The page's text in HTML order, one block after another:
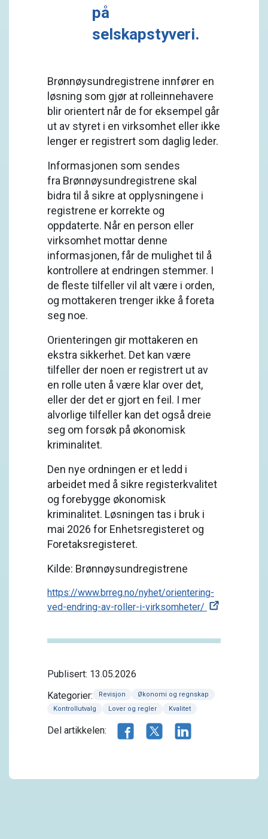
på
selskapstyveri.
Brønnøysundregistrene innfører en
løsning som gjør at rolleinnehavere
blir orientert når de for eksempel går
ut av styret i en virksomhet eller ikke
lenger er registrert som daglig leder.
Informasjonen som sendes
fra Brønnøysundregistrene skal
bidra til å sikre at opplysningene i
registrene er korrekte og
oppdaterte. Når en person eller
virksomhet mottar denne
informasjonen, får de mulighet til å
kontrollere at endringen stemmer. I
de fleste tilfeller vil alt være i orden,
og mottakeren trenger ikke å foreta
seg noe.
Orienteringen gir mottakeren en
ekstra sikkerhet. Det kan være
tilfeller der noen er registrert ut av
en rolle uten å være klar over det,
eller der det er gjort en feil. I mer
alvorlige tilfeller kan det også dreie
seg om forsøk på økonomisk
kriminalitet.
Den nye ordningen er et ledd i
arbeidet med å sikre registerkvalitet
og forebygge økonomisk
kriminalitet. Løsningen tas i bruk i
mai 2026 for Enhetsregisteret og
Foretaksregisteret.
Kilde: Brønnøysundregistrene
https://www.brreg.no/nyhet/orientering-
ved-endring-av-roller-i-virksomheter/
Publisert: 13.05.2026
Kategorier:
Revisjon
Økonomi og regnskap
Kontrollutvalg
Lover og regler Kvalitet
Del artikkelen: Del artikkelen på Facebook
Del artikkelen på X.com